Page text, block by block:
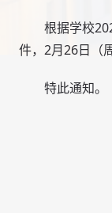
根据学校
件，2月26日（
特此通知。